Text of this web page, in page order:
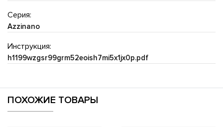
Серия:
Azzinano
Инструкция:
h1199wzgsr99grm52eoish7mi5x1jx0p.pdf
ПОХОЖИЕ ТОВАРЫ